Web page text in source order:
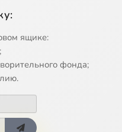
ящике:
фонда;